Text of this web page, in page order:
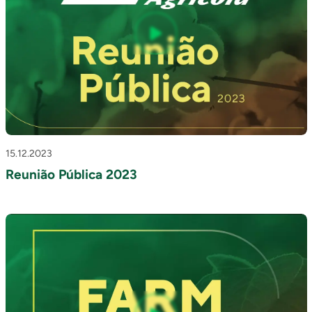
15.12.2023
Reunião Pública 2023